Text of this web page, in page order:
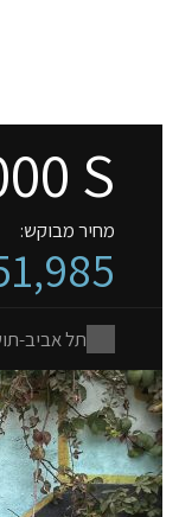
S
מחיר מבוקש:
תל אביב-